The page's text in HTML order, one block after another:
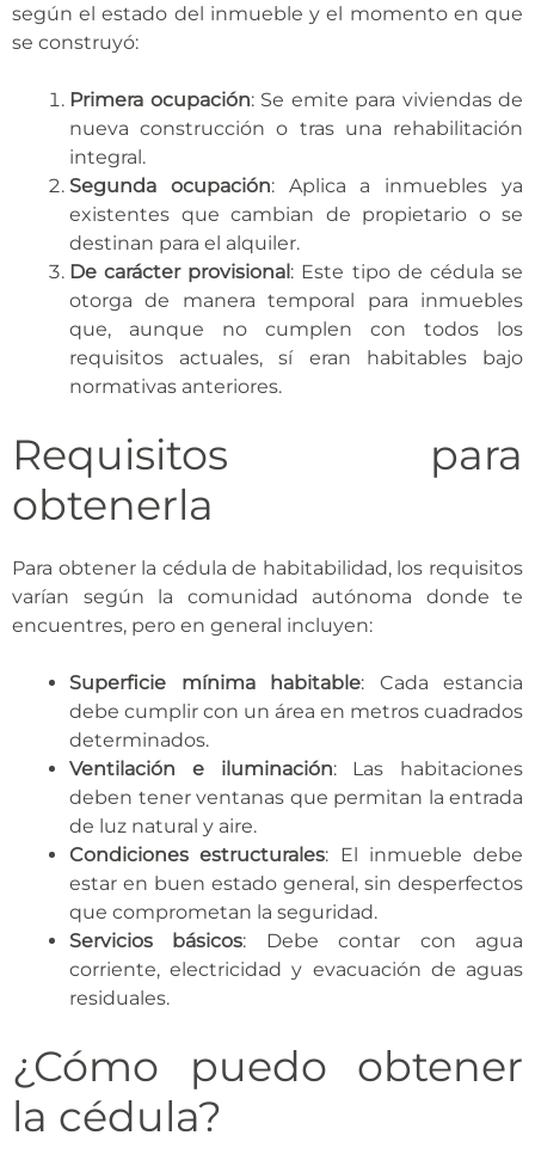
según el estado del inmueble y el momento en que
se construyó:
Primera ocupación: Se emite para viviendas de
nueva construcción o tras una rehabilitación
integral.
Segunda ocupación: Aplica a inmuebles ya
existentes que cambian de propietario o se
destinan para el alquiler.
De carácter provisional: Este tipo de cédula se
otorga de manera temporal para inmuebles
que, aunque no cumplen con todos los
requisitos actuales, sí eran habitables bajo
normativas anteriores.
Requisitos para
obtenerla
Para obtener la cédula de habitabilidad, los requisitos
varían según la comunidad autónoma donde te
encuentres, pero en general incluyen:
Superficie mínima habitable: Cada estancia
debe cumplir con un área en metros cuadrados
determinados.
Ventilación e iluminación: Las habitaciones
deben tener ventanas que permitan la entrada
de luz natural y aire.
Condiciones estructurales: El inmueble debe
estar en buen estado general, sin desperfectos
que comprometan la seguridad.
Servicios básicos: Debe contar con agua
corriente, electricidad y evacuación de aguas
residuales.
¿Cómo puedo obtener
la cédula?